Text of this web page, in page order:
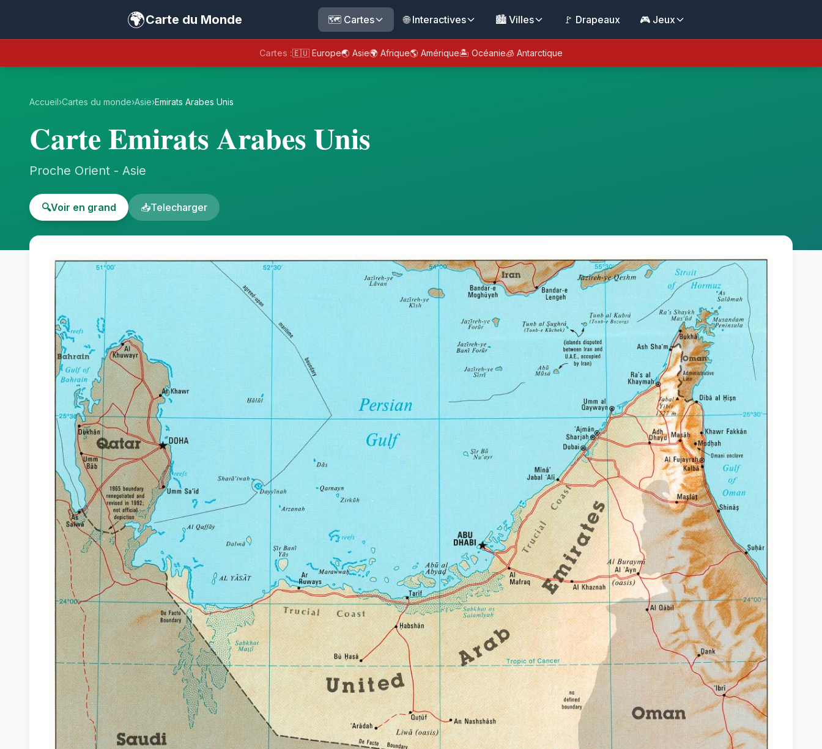
🌍Carte du Monde 🗺️ Cartes 🌐 Interactives 🏙️ Villes 🚩 Drapeaux 🎮 Jeux
Cartes :🇪🇺 Europe🌏 Asie🌍 Afrique🌎 Amérique🏝️ Océanie🧊 Antarctique
Accueil›Cartes du monde›Asie›Emirats Arabes Unis
Carte Emirats Arabes Unis
Proche Orient - Asie
🔍Voir en grand 📥Telecharger